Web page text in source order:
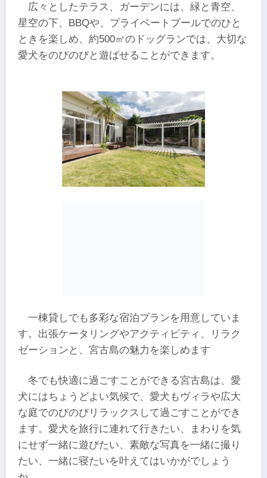
広々としたテラス、ガーデンには、緑と青空、
星空の下、BBQや、プライベートプールでのひと
ときを楽しめ、約500㎡のドッグランでは、大切な
愛犬をのびのびと遊ばせることができます。
一棟貸しでも多彩な宿泊プランを用意していま
す。出張ケータリングやアクティビティ、リラク
ゼーションと、宮古島の魅力を楽しめます
冬でも快適に過ごすことができる宮古島は、愛
犬にはちょうどよい気候で、愛犬もヴィラや広大
な庭でのびのびリラックスして過ごすことができ
ます。愛犬を旅行に連れて行きたい、まわりを気
にせず一緒に遊びたい、素敵な写真を一緒に撮り
たい、一緒に寝たいを叶えてはいかがでしょう